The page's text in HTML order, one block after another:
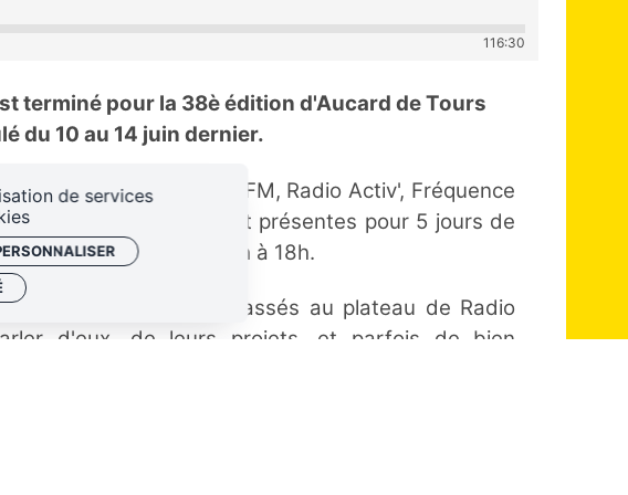
116:30
terminé pour la 38è édition d'Aucard de Tours
du 10 au 14 juin dernier.
de Radio Béton, Beaub FM, Radio Activ', Fréquence
de la Ferarock étaient présentes pour 5 jours de
direct du festival de 16h à 18h.
les artistes sont passés au plateau de Radio
d'eux, de leurs projets, et parfois de bien
de services